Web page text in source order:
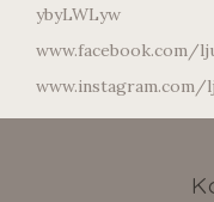
ybyLWLyw
www.facebook.com/
www.instagram.com/